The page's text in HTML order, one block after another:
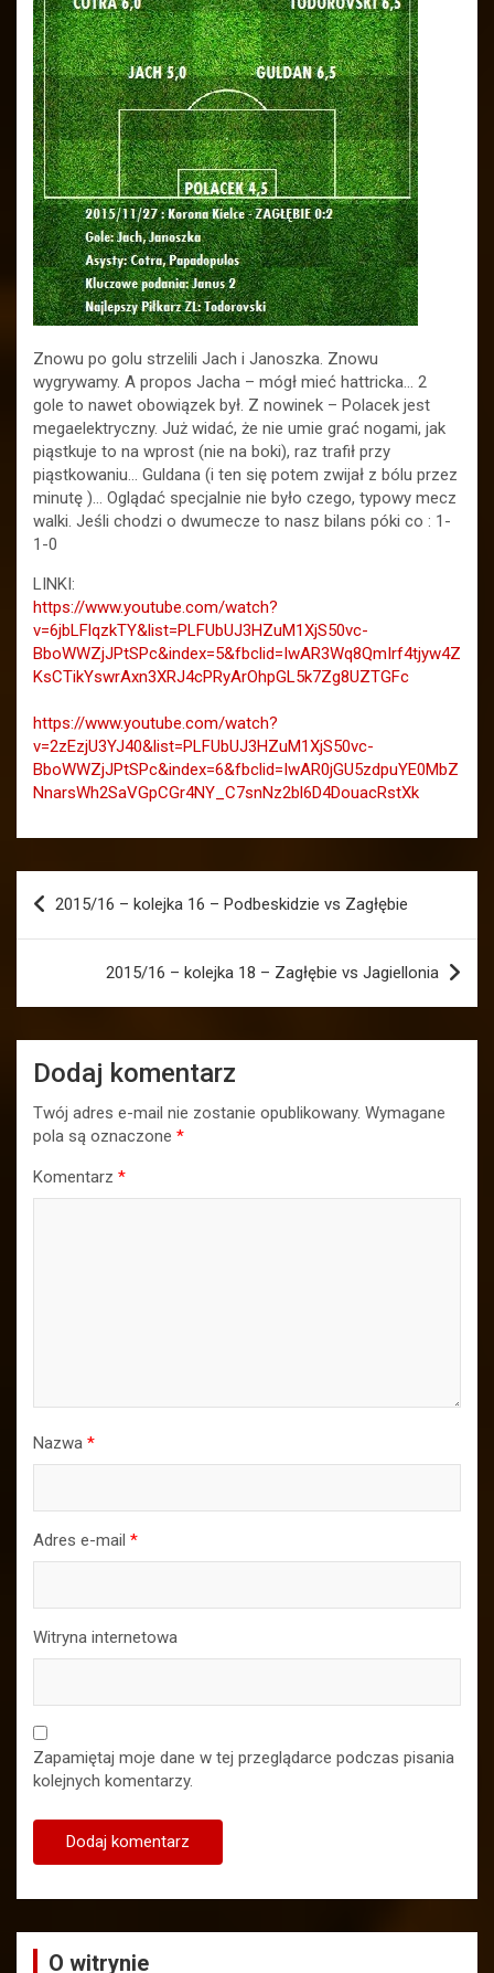
Znowu po golu strzelili Jach i Janoszka. Znowu
wygrywamy. A propos Jacha – mógł mieć hattricka… 2
gole to nawet obowiązek był. Z nowinek – Polacek jest
megaelektryczny. Już widać, że nie umie grać nogami, jak
piąstkuje to na wprost (nie na boki), raz trafił przy
piąstkowaniu… Guldana (i ten się potem zwijał z bólu przez
minutę )… Oglądać specjalnie nie było czego, typowy mecz
walki. Jeśli chodzi o dwumecze to nasz bilans póki co : 1-
1-0
LINKI:
https://www.youtube.com/watch?
v=6jbLFlqzkTY&list=PLFUbUJ3HZuM1XjS50vc-
BboWWZjJPtSPc&index=5&fbclid=IwAR3Wq8QmIrf4tjyw4Z
KsCTikYswrAxn3XRJ4cPRyArOhpGL5k7Zg8UZTGFc
https://www.youtube.com/watch?
v=2zEzjU3YJ40&list=PLFUbUJ3HZuM1XjS50vc-
BboWWZjJPtSPc&index=6&fbclid=IwAR0jGU5zdpuYE0MbZ
NnarsWh2SaVGpCGr4NY_C7snNz2bl6D4DouacRstXk
Nawigacja
wpisu
2015/16 – kolejka 16 – Podbeskidzie vs Zagłębie
2015/16 – kolejka 18 – Zagłębie vs Jagiellonia
Dodaj komentarz
Twój adres e-mail nie zostanie opublikowany. Wymagane
pola są oznaczone *
Komentarz *
Nazwa *
Adres e-mail *
Witryna internetowa
Zapamiętaj moje dane w tej przeglądarce podczas pisania
kolejnych komentarzy.
O witrynie